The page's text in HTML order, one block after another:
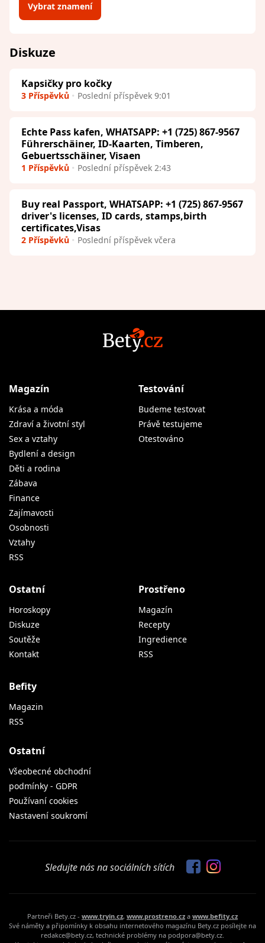
Vybrat znamení
Diskuze
Kapsičky pro kočky
3 Příspěvků Poslední příspěvek 9:01
Echte Pass kafen, WHATSAPP: +1 (725) 867-9567
Führerschäiner, ID-Kaarten, Timberen,
Gebuertsschäiner, Visaen
1 Příspěvků Poslední příspěvek 2:43
Buy real Passport, WHATSAPP: +1 (725) 867-9567
driver's licenses, ID cards, stamps,birth
certificates,Visas
2 Příspěvků Poslední příspěvek včera
Magazín
Krása a móda
Zdraví a životní styl
Sex a vztahy
Bydlení a design
Děti a rodina
Zábava
Finance
Zajímavosti
Osobnosti
Vztahy
RSS
Testování
Budeme testovat
Právě testujeme
Otestováno
Ostatní
Horoskopy
Diskuze
Soutěže
Kontakt
Prostřeno
Magazín
Recepty
Ingredience
RSS
Befity
Magazin
RSS
Ostatní
Všeobecné obchodní
podmínky - GDPR
Používaní cookies
Nastavení soukromí
Sledujte nás na sociálních sítích
Partneři Bety.cz - www.tryin.cz, www.prostreno.cz a www.befity.cz
Své náměty a připomínky k obsahu internetového magazínu Bety.cz posílejte na
redakce@bety.cz, technické problémy na podpora@bety.cz.